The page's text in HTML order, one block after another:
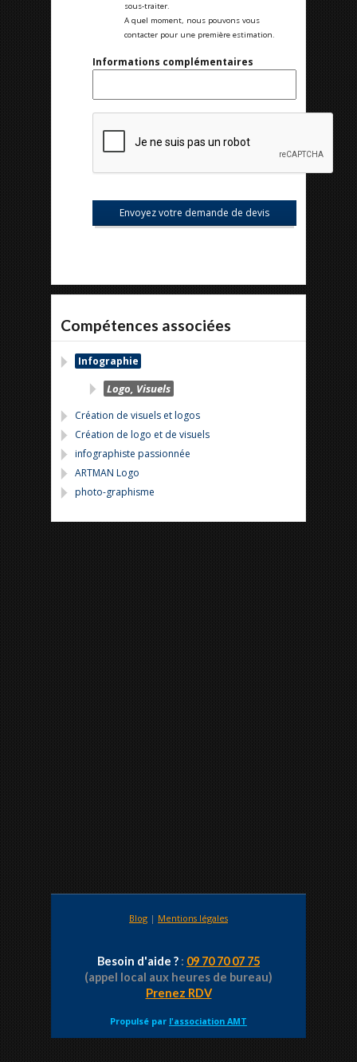
sous-traiter.
A quel moment, nous pouvons vous
contacter pour une première estimation.
Informations complémentaires
Compétences associées
Infographie
Logo, Visuels
Création de visuels et logos
Création de logo et de visuels
infographiste passionnée
ARTMAN Logo
photo-graphisme
Blog | Mentions légales
Besoin d'aide ? : 09 70 70 07 75
(appel local aux heures de bureau)
Prenez RDV
Propulsé par l'association AMT